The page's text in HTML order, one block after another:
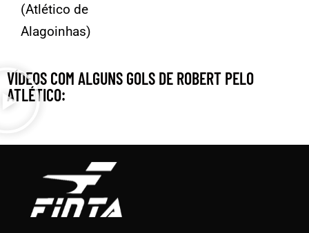
(Atlético de
Alagoinhas)
VÍDEOS COM ALGUNS GOLS DE ROBERT PELO
ATLÉTICO: